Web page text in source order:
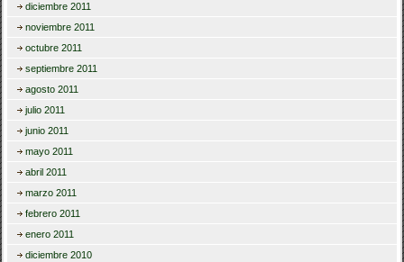
diciembre 2011
noviembre 2011
octubre 2011
septiembre 2011
agosto 2011
julio 2011
junio 2011
mayo 2011
abril 2011
marzo 2011
febrero 2011
enero 2011
diciembre 2010